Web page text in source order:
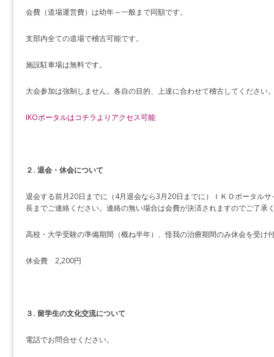
会費（道場運営費）は幼年～一般まで同額です。
支部内全ての道場で稽古可能です。
施設駐車場は無料です。
大会参加は強制しません。各自の目的、上達に合わせて稽古してください
IKOポータルはコチラよりアクセス可能
２. 退会・休会について
退会する前月20日までに（4月退会なら3月20日までに）ＩＫＯポータル
長までご連絡ください。連絡の無い場合は会費が決済されますのでご了承
高校・大学受験の準備期間（概ね半年）、怪我の治療期間のみ休会を受け
休会費 2,200円
３. 留学生の文化交流について
電話でお問合せください。